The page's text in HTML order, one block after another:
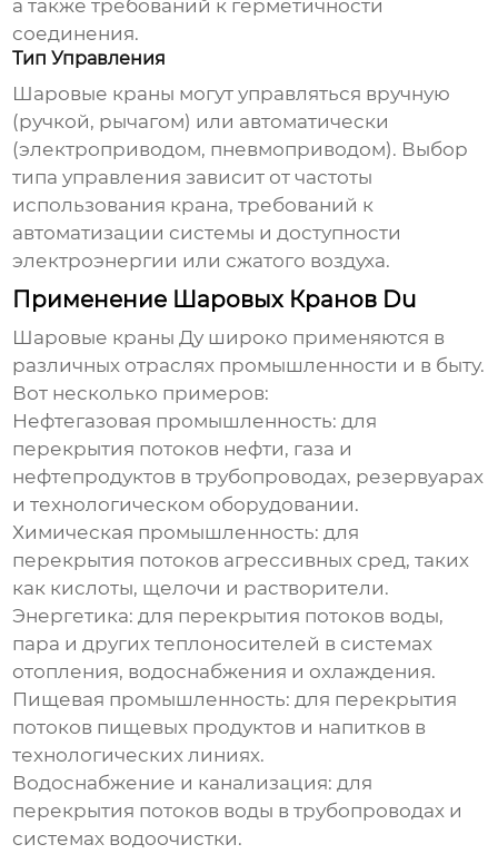
а также требований к герметичности
соединения.
Тип Управления
Шаровые краны могут управляться вручную
(ручкой, рычагом) или автоматически
(электроприводом, пневмоприводом). Выбор
типа управления зависит от частоты
использования крана, требований к
автоматизации системы и доступности
электроэнергии или сжатого воздуха.
Применение Шаровых Кранов Du
Шаровые краны Ду широко применяются в
различных отраслях промышленности и в быту.
Вот несколько примеров:
Нефтегазовая промышленность: для
перекрытия потоков нефти, газа и
нефтепродуктов в трубопроводах, резервуарах
и технологическом оборудовании.
Химическая промышленность: для
перекрытия потоков агрессивных сред, таких
как кислоты, щелочи и растворители.
Энергетика: для перекрытия потоков воды,
пара и других теплоносителей в системах
отопления, водоснабжения и охлаждения.
Пищевая промышленность: для перекрытия
потоков пищевых продуктов и напитков в
технологических линиях.
Водоснабжение и канализация: для
перекрытия потоков воды в трубопроводах и
системах водоочистки.